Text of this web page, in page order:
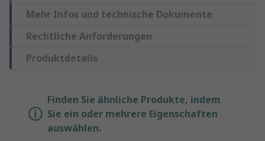
Mehr Infos und technische Dokumente
Rechtliche Anforderungen
Produktdetails
Finden Sie ähnliche Produkte, indem
Sie ein oder mehrere Eigenschaften
auswählen.